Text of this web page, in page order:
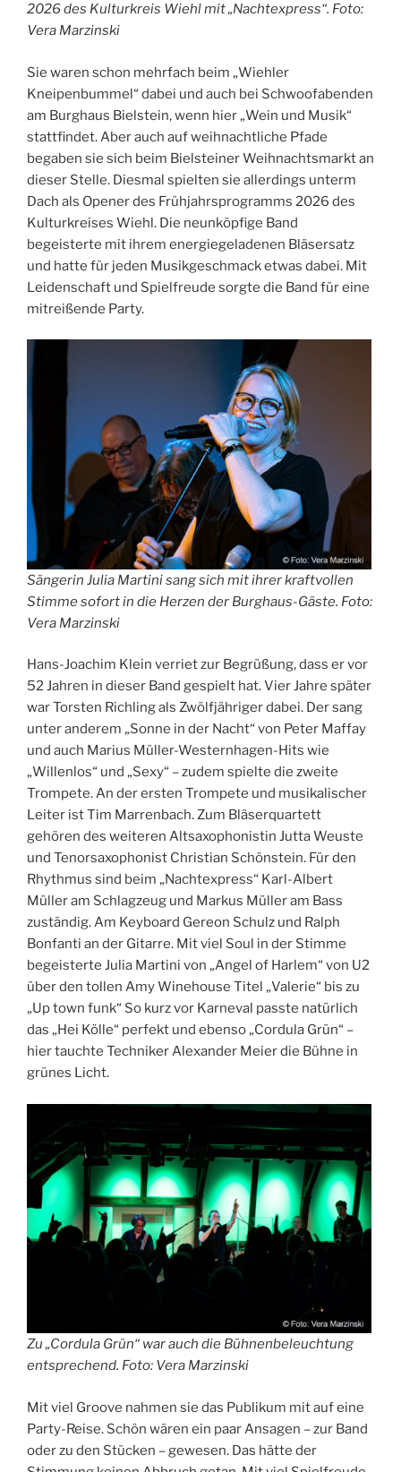
2026 des Kulturkreis Wiehl mit „Nachtexpress“. Foto:
Vera Marzinski
Sie waren schon mehrfach beim „Wiehler
Kneipenbummel“ dabei und auch bei Schwoofabenden
am Burghaus Bielstein, wenn hier „Wein und Musik“
stattfindet. Aber auch auf weihnachtliche Pfade
begaben sie sich beim Bielsteiner Weihnachtsmarkt an
dieser Stelle. Diesmal spielten sie allerdings unterm
Dach als Opener des Frühjahrsprogramms 2026 des
Kulturkreises Wiehl. Die neunköpfige Band
begeisterte mit ihrem energiegeladenen Bläsersatz
und hatte für jeden Musikgeschmack etwas dabei. Mit
Leidenschaft und Spielfreude sorgte die Band für eine
mitreißende Party.
Sängerin Julia Martini sang sich mit ihrer kraftvollen
Stimme sofort in die Herzen der Burghaus-Gäste. Foto:
Vera Marzinski
Hans-Joachim Klein verriet zur Begrüßung, dass er vor
52 Jahren in dieser Band gespielt hat. Vier Jahre später
war Torsten Richling als Zwölfjähriger dabei. Der sang
unter anderem „Sonne in der Nacht“ von Peter Maffay
und auch Marius Müller-Westernhagen-Hits wie
„Willenlos“ und „Sexy“ – zudem spielte die zweite
Trompete. An der ersten Trompete und musikalischer
Leiter ist Tim Marrenbach. Zum Bläserquartett
gehören des weiteren Altsaxophonistin Jutta Weuste
und Tenorsaxophonist Christian Schönstein. Für den
Rhythmus sind beim „Nachtexpress“ Karl-Albert
Müller am Schlagzeug und Markus Müller am Bass
zuständig. Am Keyboard Gereon Schulz und Ralph
Bonfanti an der Gitarre. Mit viel Soul in der Stimme
begeisterte Julia Martini von „Angel of Harlem“ von U2
über den tollen Amy Winehouse Titel „Valerie“ bis zu
„Up town funk“ So kurz vor Karneval passte natürlich
das „Hei Kölle“ perfekt und ebenso „Cordula Grün“ –
hier tauchte Techniker Alexander Meier die Bühne in
grünes Licht.
Zu „Cordula Grün“ war auch die Bühnenbeleuchtung
entsprechend. Foto: Vera Marzinski
Mit viel Groove nahmen sie das Publikum mit auf eine
Party-Reise. Schön wären ein paar Ansagen – zur Band
oder zu den Stücken – gewesen. Das hätte der